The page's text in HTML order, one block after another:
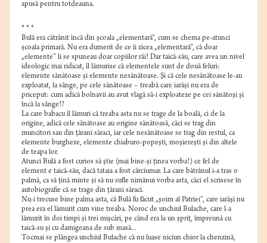
apusă pentru totdeauna.
* * *
Bulă era cătrănit încă din şcoala „elementară”, cum se chema pe-atunci
şcoala primară. Nu era dumerit de ce îi zicea „elementară”, că doar
„elemente” li se spuneau doar copiilor răi! Dar taică-său, care avea un nivel
ideologic mai ridicat, îl lămurise că elementele sunt de două feluri:
elemente sănătoase şi elemente nesănătoase. Şi că cele nesănătoase le-au
exploatat, la sânge, pe cele sănătoase – treabă care iarăşi nu era de
priceput: cum adică bolnavii au avut vlagă să-i exploateze pe cei sănătoşi şi
încă la sânge!?
La care babacu îl lămuri că treaba asta nu se trage de la boală, ci de la
origine, adică cele sănătoase au origine sănătoasă, căci se trag din
muncitori sau din ţărani săraci, iar cele nesănătoase se trag din restul, ca
elemente burgheze, elemente chiaburo-popeşti, moşiereşti şi din altele
de teapa lor.
Atunci Bulă a fost curios să ştie (mai bine-şi ţinea vorba!) ce fel de
element e taică-său, dacă tataia a fost cârciumar. La care bătrânul i-a tras o
palmă, ca să ţină minte şi să nu sufle nimănui vorba asta, căci el scrisese în
autobiografie că se trage din ţărani săraci.
Nu-i trecuse bine palma asta, că Bulă fu făcut „şoim al Patriei”, care iarăşi nu
prea era el lămurit cum vine treaba. Noroc de unchiul Bulache, care l-a
lămurit în doi timpi şi trei mişcări, pe când era la un şpriţ, împreună cu
taică-su şi cu damigeana de sub masă...
Tocmai se plângea unchiul Bulache că nu luase niciun chior la chenzină,